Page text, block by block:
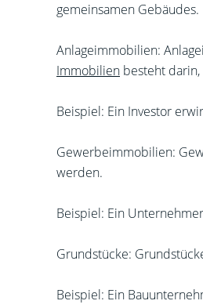
gemeinsamen Gebäudes.
Anlageimmobilien:
Immobilien besteht
Beispiel: Ein Investor
Gewerbeimmobilien:
werden.
Beispiel: Ein
Grundstücke:
Beispiel: Ein